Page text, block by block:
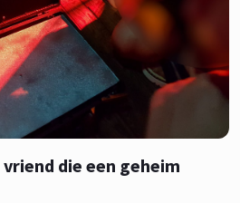
vriend die een geheim